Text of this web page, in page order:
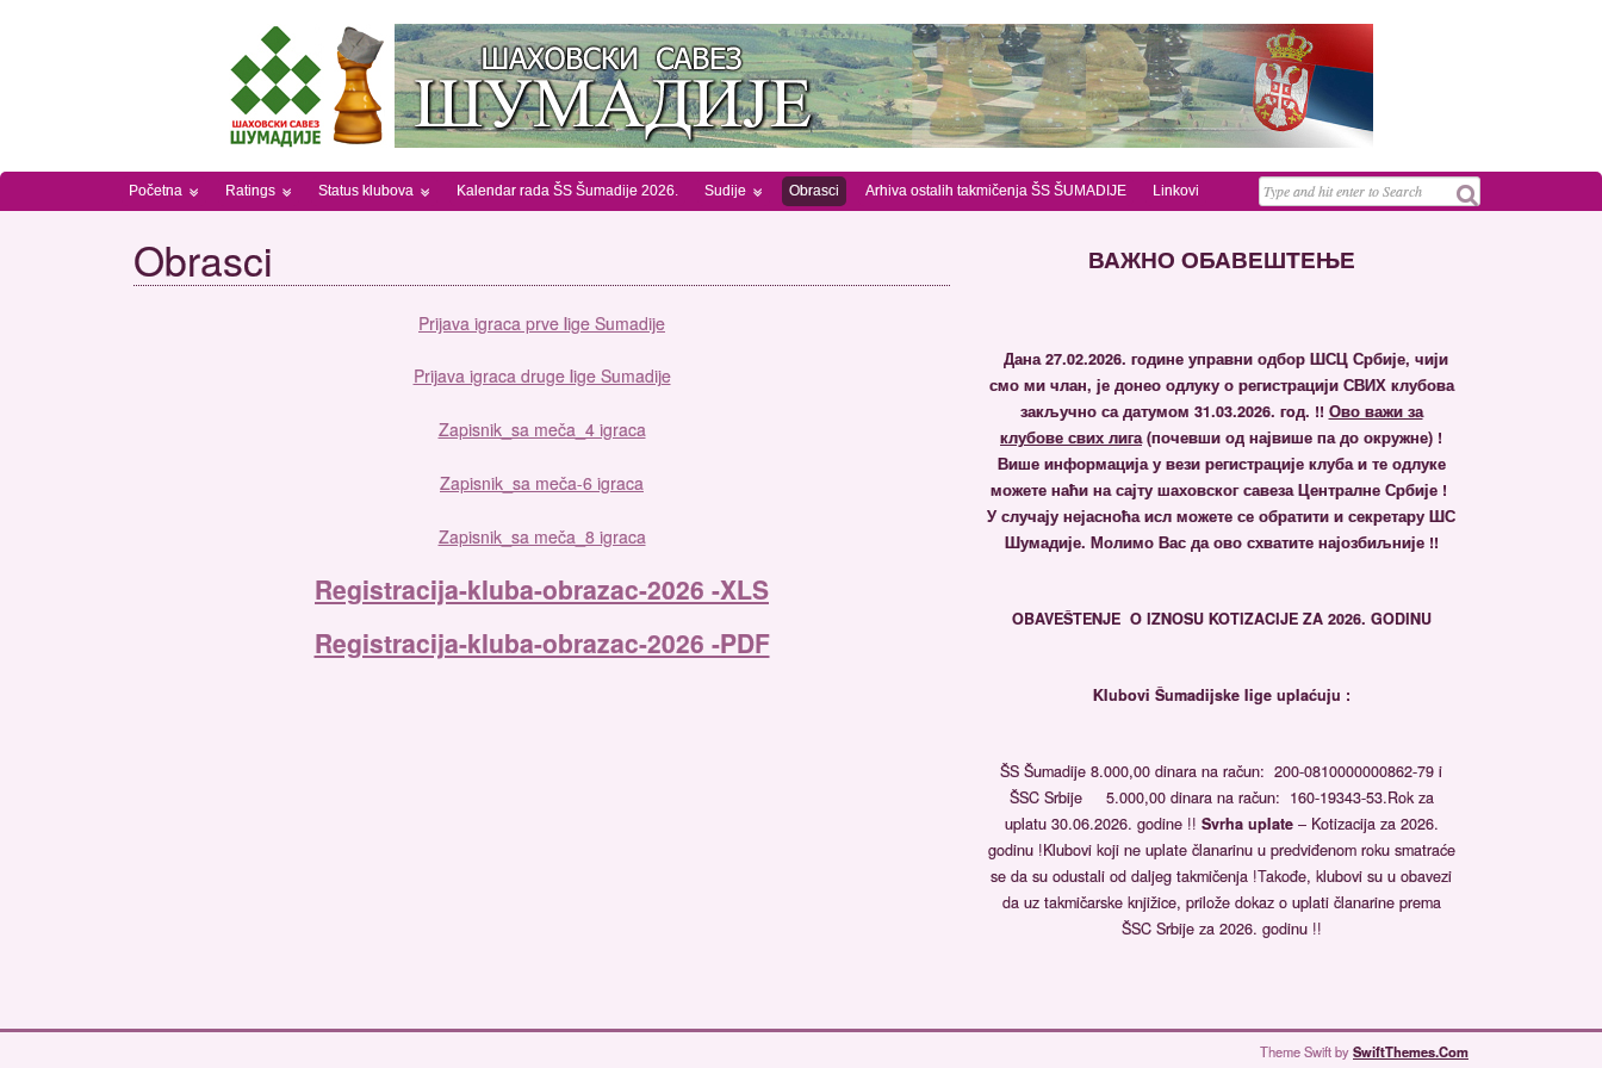
Početna Ratings Status klubova Kalendar rada ŠS Šumadije 2026. Sudije Obrasci Arhiva ostalih takmičenja ŠS ŠUMADIJE Linkovi
Obrasci
Prijava igraca prve lige Sumadije
Prijava igraca druge lige Sumadije
Zapisnik_sa meča_4 igraca
Zapisnik_sa meča-6 igraca
Zapisnik_sa meča_8 igraca
Registracija-kluba-obrazac-2026 -XLS
Registracija-kluba-obrazac-2026 -PDF
ВАЖНО ОБАВЕШТЕЊЕ
Дана 27.02.2026. године управни одбор ШСЦ Србије, чији
смо ми члан, је донео одлуку о регистрацији СВИХ клубова
закључно са датумом 31.03.2026. гoд. !! Ово важи за
клубове свих лига(почевши од највише па до окружне) !
Више информација у вези регистрације клуба и те одлуке
можете наћи на сајту шаховског савеза Централне Србије !
У случају нејасноћа исл можете се обратити и секретару ШС
Шумадије. Молимо Вас да ово схватите најозбиљније !!
OBAVEŠTENJE O IZNOSU KOTIZACIJE ZA 2026. GODINU
Klubovi Šumadijske lige uplaćuju :
ŠS Šumadije 8.000,00 dinara na račun: 200-0810000000862-79 i
ŠSC Srbije 5.000,00 dinara na račun: 160-19343-53.Rok za
uplatu 30.06.2026. godine !! Svrha uplate– Kotizacija za 2026.
godinu !Klubovi koji ne uplate članarinu u predviđenom roku smatraće
se da su odustali od daljeg takmičenja !Takođe, klubovi su u obavezi
da uz takmičarske knjižice, prilože dokaz o uplati članarine prema
ŠSC Srbije za 2026. godinu !!
Theme Swift bySwiftThemes.Com